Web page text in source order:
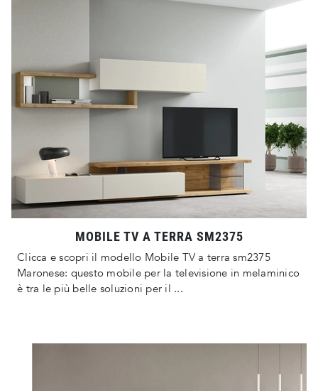
MOBILE TV A TERRA SM2375
Clicca e scopri il modello Mobile TV a terra sm2375
Maronese: questo mobile per la televisione in melaminico
è tra le più belle soluzioni per il ...